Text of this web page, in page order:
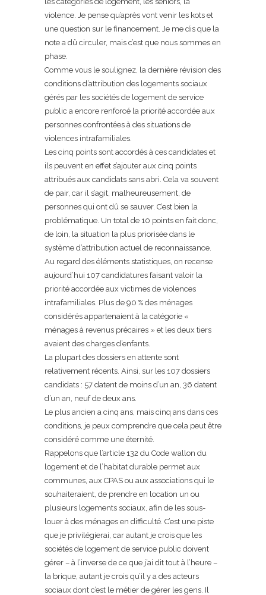
violence. Je pense qu’après vont venir les kots et
une question sur le financement. Je me dis que la
note a dû circuler, mais c’est que nous sommes en
phase.
Comme vous le soulignez, la dernière révision des
conditions d’attribution des logements sociaux
gérés par les sociétés de logement de service
public a encore renforcé la priorité accordée aux
personnes confrontées à des situations de
violences intrafamiliales.
Les cinq points sont accordés à ces candidates et
ils peuvent en effet s’ajouter aux cinq points
attribués aux candidats sans abri. Cela va souvent
de pair, car il s’agit, malheureusement, de
personnes qui ont dû se sauver. C’est bien la
problématique. Un total de 10 points en fait donc,
de loin, la situation la plus priorisée dans le
système d’attribution actuel de reconnaissance.
Au regard des éléments statistiques, on recense
aujourd’hui 107 candidatures faisant valoir la
priorité accordée aux victimes de violences
intrafamiliales. Plus de 90 % des ménages
considérés appartenaient à la catégorie «
ménages à revenus précaires » et les deux tiers
avaient des charges d’enfants.
La plupart des dossiers en attente sont
relativement récents. Ainsi, sur les 107 dossiers
candidats : 57 datent de moins d’un an, 36 datent
d’un an, neuf de deux ans.
Le plus ancien a cinq ans, mais cinq ans dans ces
conditions, je peux comprendre que cela peut être
considéré comme une éternité.
Rappelons que l’article 132 du Code wallon du
logement et de l’habitat durable permet aux
communes, aux CPAS ou aux associations qui le
souhaiteraient, de prendre en location un ou
plusieurs logements sociaux, afin de les sous-
louer à des ménages en difficulté. C’est une piste
que je privilégierai, car autant je crois que les
sociétés de logement de service public doivent
gérer – à l’inverse de ce que j’ai dit tout à l’heure –
la brique, autant je crois qu’il y a des acteurs
sociaux dont c’est le métier de gérer les gens. Il